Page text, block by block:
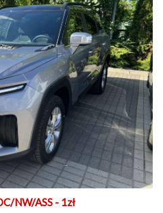
NW/ASS - 1zł